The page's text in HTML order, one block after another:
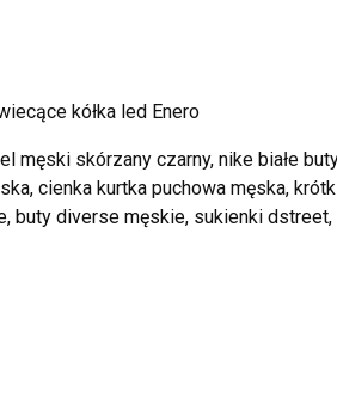
kółka led Enero
męski skórzany czarny, nike białe
cienka kurtka puchowa męska,
buty diverse męskie, sukienki